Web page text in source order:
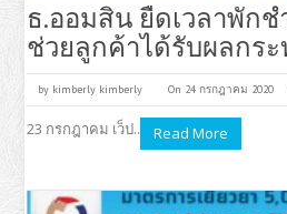
ธ.ออมสิน ยืดเวลาพัก
ช่วยลูกค้าได้รับผลกระ
by kimberly kimberly On 24 กรกฎาคม 2020
23 กรกฎาคม เว็ป.. Read More